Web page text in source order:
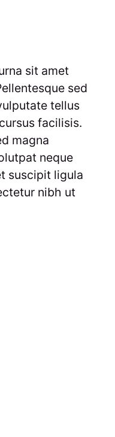
sit amet
sed
tellus
facilisis.
magna
neque
suscipit ligula
nibh ut